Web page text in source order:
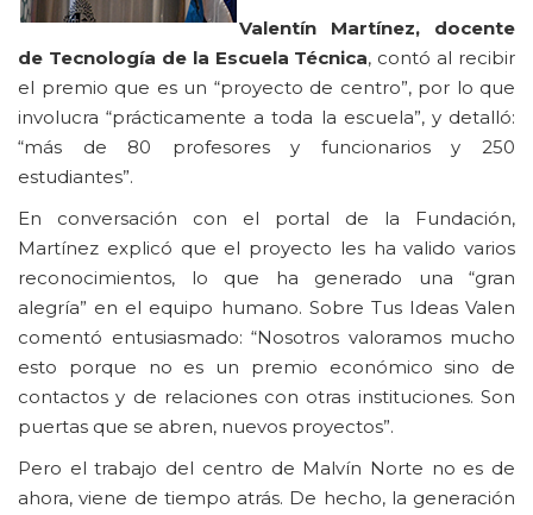
Valentín Martínez, docente
de Tecnología de la Escuela Técnica, contó al recibir
el premio que es un “proyecto de centro”, por lo que
involucra “prácticamente a toda la escuela”, y detalló:
“más de 80 profesores y funcionarios y 250
estudiantes”.
En conversación con el portal de la Fundación,
Martínez explicó que el proyecto les ha valido varios
reconocimientos, lo que ha generado una “gran
alegría” en el equipo humano. Sobre Tus Ideas Valen
comentó entusiasmado: “Nosotros valoramos mucho
esto porque no es un premio económico sino de
contactos y de relaciones con otras instituciones. Son
puertas que se abren, nuevos proyectos”.
Pero el trabajo del centro de Malvín Norte no es de
ahora, viene de tiempo atrás. De hecho, la generación